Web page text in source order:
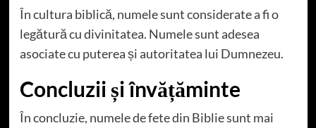
În cultura biblică, numele sunt considerate a fi o
legătură cu divinitatea. Numele sunt adesea
asociate cu puterea și autoritatea lui Dumnezeu.
Concluzii și învățăminte
În concluzie, numele de fete din Biblie sunt mai